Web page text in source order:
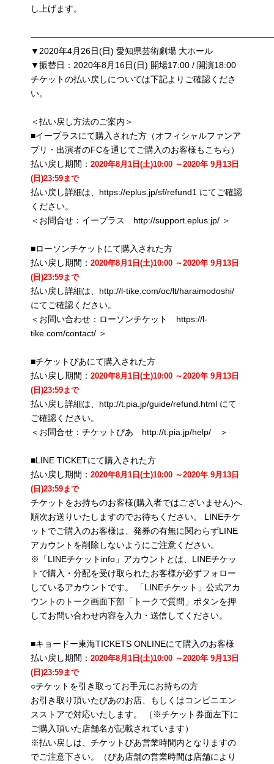
し上げます。
▼2020年4月26日(日) 愛知県芸術劇場 大ホール
▼振替日：2020年8月16日(日) 開場17:00 / 開演18:00
チケットの払い戻しについては下記よりご確認くださ
い。
＜払い戻し方法のご案内＞
■イープラスにて購入された方（オフィシャルファンア
プリ・出演者のFCを通じてご購入のお客様もこちら）
払い戻し期間： 2020年8月1日(土)10:00 ～2020年 9月13日
(日)23:59まで
払い戻し詳細は、https://eplus.jp/sf/refund1 にてご確認
ください。
＜お問合せ：イープラス http://support.eplus.jp/ ＞
■ローソンチケットにて購入された方
払い戻し期間： 2020年8月1日(土)10:00 ～2020年 9月13日
(日)23:59まで
払い戻し詳細は、http://l-tike.com/oc/lt/haraimodoshi/
にてご確認ください。
＜お問い合わせ：ローソンチケット https://l-
tike.com/contact/ ＞
■チケットぴあにて購入された方
払い戻し期間： 2020年8月1日(土)10:00 ～2020年 9月13日
(日)23:59まで
払い戻し詳細は、http://t.pia.jp/guide/refund.html にて
ご確認ください。
＜お問合せ：チケットぴあ http://t.pia.jp/help/ ＞
■LINE TICKETにて購入された方
払い戻し期間： 2020年8月1日(土)10:00 ～2020年 9月13日
(日)23:59まで
チケットをお持ちのお客様(購入者ではございません)へ
順次お送りいたしますのでお待ちください。 LINEチケ
ットでご購入のお客様は、発券の有無に関わらずLINE
アカウントを削除しないようにご注意ください。
※「LINEチケットinfo」アカウントとは、LINEチケッ
トで購入・分配を受け取られたお客様が必ずフォロー
しているアカウントです。 「LINEチケット」公式アカ
ウントのトーク画面下部「トークで質問」ボタンを押
してお問い合わせ内容を入力・送信してください。
■キョードー東海TICKETS ONLINEにて購入のお客様
払い戻し期間： 2020年8月1日(土)10:00 ～2020年 9月13日
(日)23:59まで
○チケットを引き取ってお手元にお持ちの方
お引き取り頂いたぴあのお店、もしくはコンビニエン
スストアで対応いたします。 （※チケット券面左下に
ご購入頂いた店舗名が記載されています）
※払い戻しは、チケットぴあ営業時間内となりますの
でご注意下さい。（ぴあ店舗の営業時間は店舗により